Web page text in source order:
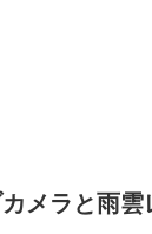
メラと雨